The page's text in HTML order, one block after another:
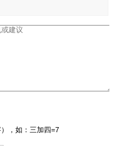
如：三加四=7